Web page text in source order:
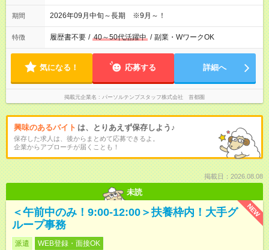
期間 2026年09月中旬～長期 ※9月～！
特徴 履歴書不要 / 40～50代活躍中 / 副業・WワークOK
気になる！ 応募する 詳細へ
掲載元企業名 パーソルテンプスタッフ株式会社 首都圏
興味のあるバイト は、とりあえず保存しよう♪
保存した求人は、後からまとめて応募できるよ。
企業からアプローチが届くことも！
掲載日：2026.08.08
未読
NEW
＜午前中のみ！9:00-12:00＞扶養枠内！大手グ
ループ事務
派遣 WEB登録・面接OK